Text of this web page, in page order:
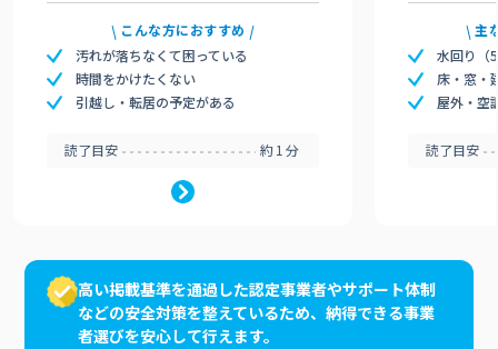
こんな方におすすめ
汚れが落ちなくて困っている
時間をかけたくない
引越し・転居の予定がある
読了目安 約1分
主
水回り（
床・窓・
屋外・空
読了目安
高い掲載基準を通過した認定事業者やサポート体制
などの安全対策を整えているため、納得できる事業
者選びを安心して行えます。